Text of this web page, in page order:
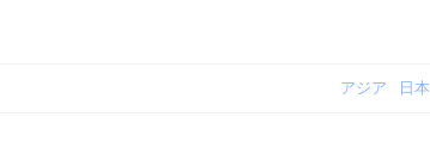
アジア 日本